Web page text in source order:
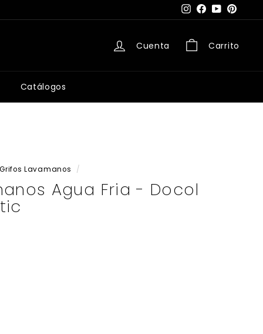
Instagram
FacebookYouTube
Cuenta Carrito
Catálogos
Grifos Lavamanos /
Agua Fria - Docol